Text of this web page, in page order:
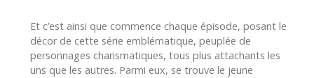
Et c’est ainsi que commence chaque épisode, posant le
décor de cette série emblématique, peuplée de
personnages charismatiques, tous plus attachants les
uns que les autres. Parmi eux, se trouve le jeune